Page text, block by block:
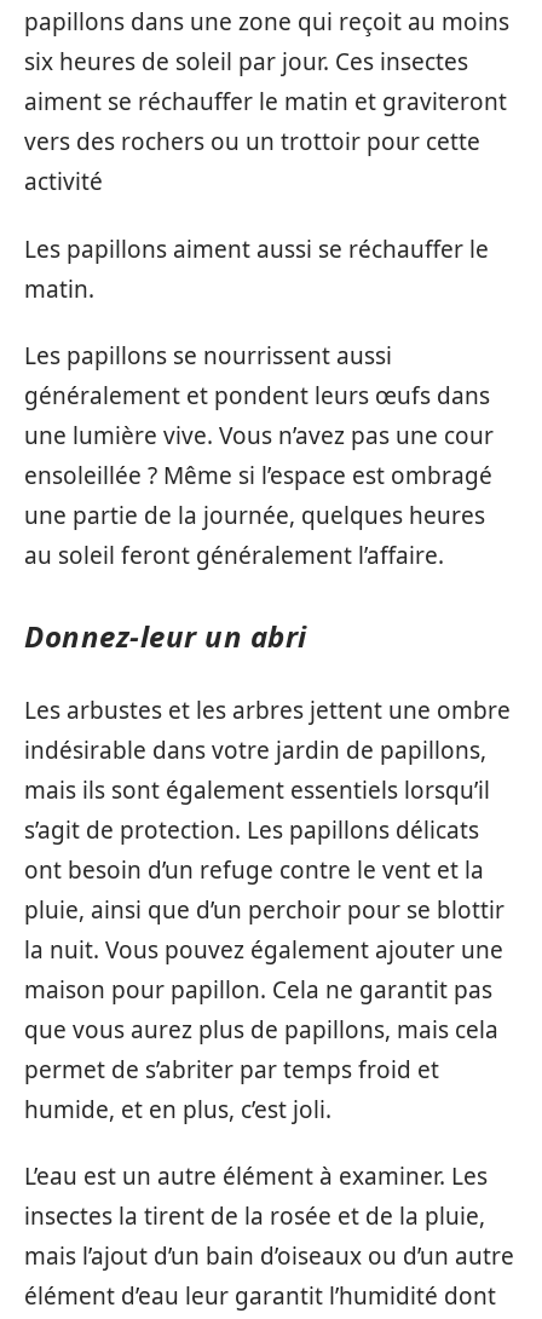
papillons dans une zone qui reçoit au moins
six heures de soleil par jour. Ces insectes
aiment se réchauffer le matin et graviteront
vers des rochers ou un trottoir pour cette
activité
Les papillons aiment aussi se réchauffer le
matin.
Les papillons se nourrissent aussi
généralement et pondent leurs œufs dans
une lumière vive. Vous n’avez pas une cour
ensoleillée ? Même si l’espace est ombragé
une partie de la journée, quelques heures
au soleil feront généralement l’affaire.
Donnez-leur un abri
Les arbustes et les arbres jettent une ombre
indésirable dans votre jardin de papillons,
mais ils sont également essentiels lorsqu’il
s’agit de protection. Les papillons délicats
ont besoin d’un refuge contre le vent et la
pluie, ainsi que d’un perchoir pour se blottir
la nuit. Vous pouvez également ajouter une
maison pour papillon. Cela ne garantit pas
que vous aurez plus de papillons, mais cela
permet de s’abriter par temps froid et
humide, et en plus, c’est joli.
L’eau est un autre élément à examiner. Les
insectes la tirent de la rosée et de la pluie,
mais l’ajout d’un bain d’oiseaux ou d’un autre
élément d’eau leur garantit l’humidité dont